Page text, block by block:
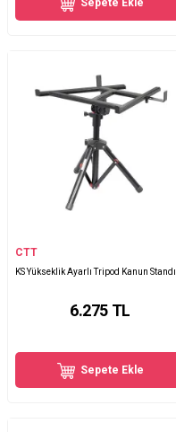
Sepete Ekle
CTT
KS Yükseklik Ayarlı Tripod Kanun Standı
6.275 TL
Sepete Ekle